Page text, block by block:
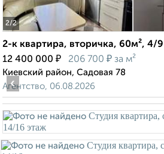
2/2
2-к квартира, вторичка, 60м², 4/
12 400 000 ₽ 206 700 ₽ за м²
Киевский район, Садовая 78
Агентство, 06.08.2026
‹